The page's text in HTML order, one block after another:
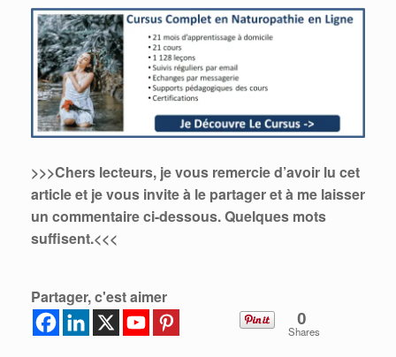
>>>Chers lecteurs, je vous remercie d’avoir lu cet
article et je vous invite à le partager et à me laisser
un commentaire ci-dessous.Quelques mots
suffisent.<<<
Partager, c'est aimer
0
Shares